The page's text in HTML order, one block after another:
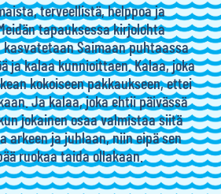
terveellistä, helppoa ja
tapauksessa kirjolohta
Saimaan puhtaassa
ja kalaa kunnioittaen. Kalaa, joka
kokoiseen pakkaukseen, ettei
Ja kalaa, joka ehtii päivässä
jokainen osaa valmistaa siitä
arkeen ja juhlaan, niin eipä sen
ruokaa taida ollakaan.